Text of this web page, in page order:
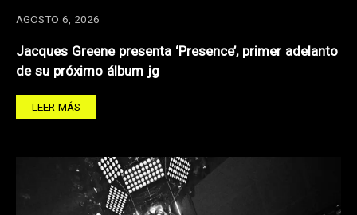
AGOSTO 6, 2026
Jacques Greene presenta ‘Presence’, primer adelanto
de su próximo álbum jg
LEER MÁS